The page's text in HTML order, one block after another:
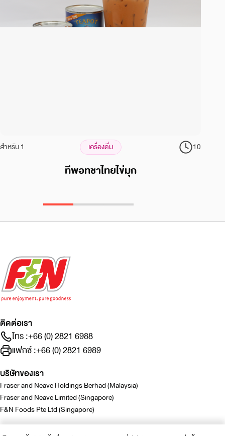
สำหรับ 1 เครื่องดื่ม 10
ทีพอทชาไทยไข่มุก
ติดต่อเรา
โทร :+66 (0) 2821 6988
แฟกซ์ :+66 (0) 2821 6989
บริษัทของเรา
Fraser and Neave Holdings Berhad (Malaysia)
Fraser and Neave Limited (Singapore)
F&N Foods Pte Ltd (Singapore)